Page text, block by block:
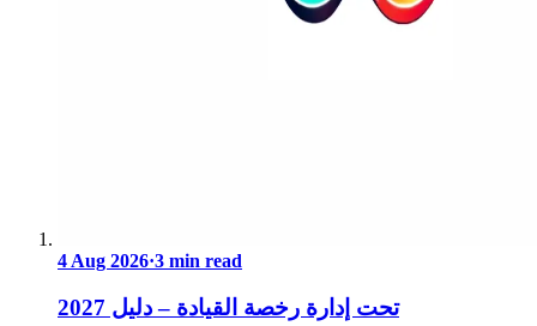
4 Aug 2026·3 min read
تحت إدارة رخصة القيادة – دليل 2027